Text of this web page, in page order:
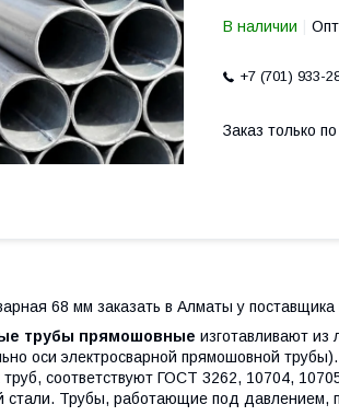
В наличии
+7 (701) 933-
Заказ только
68 мм заказать в Алматы у
трубы прямошовные изготавливают из
оси электросварной прямошовной
труб, соответствуют ГОСТ 3262, 10704,
стали. Трубы, работающие под давлением,